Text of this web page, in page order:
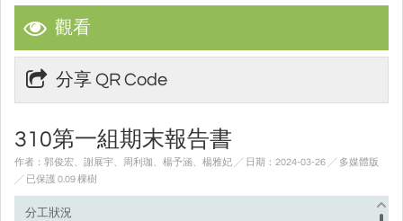
觀看
分享 QR Code
310第一組期末報告書
作者：郭俊宏、謝展宇、周利珈、楊予涵、楊雅妃 ╱ 日期：2024-03-26 ╱ 多媒體版
╱ 已保護 0.09 棵樹
分工狀況